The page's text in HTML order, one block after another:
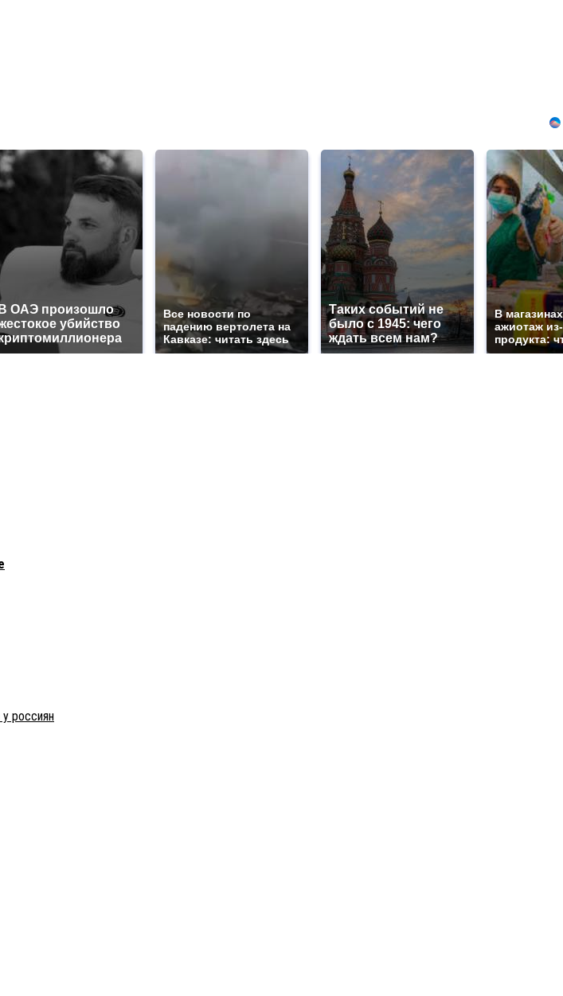
ОАЭ произошло
убийство
Все новости по
падению вертолета на
Кавказе: читать здесь
Таких событий не
было с 1945: чего
ждать всем нам?
В
ажиотаж
продукта:
россиян